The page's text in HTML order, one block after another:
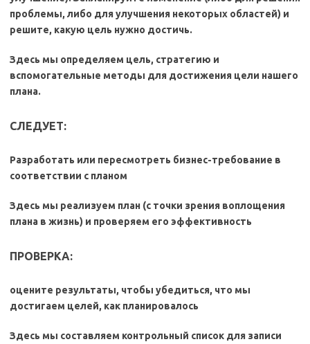
проблемы, либо для улучшения некоторых областей) и
решите, какую цель нужно достичь.
Здесь мы определяем цель, стратегию и
вспомогательные методы для достижения цели нашего
плана.
СЛЕДУЕТ:
Разработать или пересмотреть бизнес-требование в
соответствии с планом
Здесь мы реализуем план (с точки зрения воплощения
плана в жизнь) и проверяем его эффективность
ПРОВЕРКА:
оцените результаты, чтобы убедиться, что мы
достигаем целей, как планировалось
Здесь мы составляем контрольный список для записи